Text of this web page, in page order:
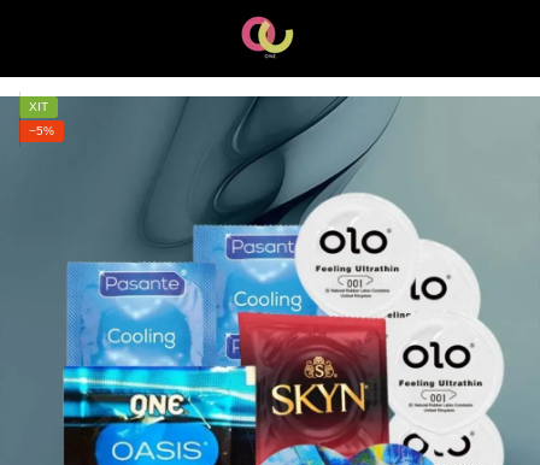
ХІТ
−5%